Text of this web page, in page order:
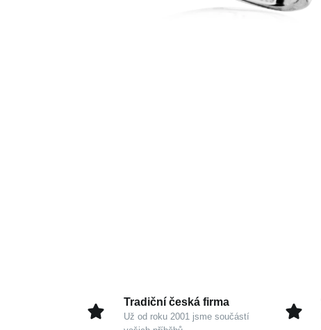
Tradiční česká firma
Už od roku 2001 jsme součástí